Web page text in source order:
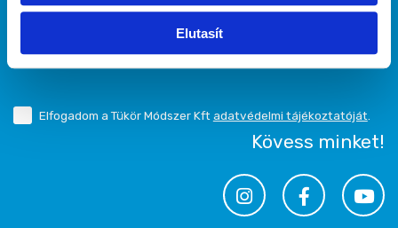
Elutasít
Kérem a hírlevelet
Elfogadom a Tükör Módszer Kft adatvédelmi tájékoztatóját
Kövess minket!